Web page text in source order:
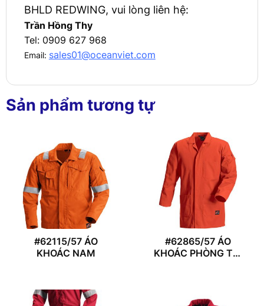
BHLD REDWING, vui lòng liên hệ:
Trần Hồng Thy
Tel: 0909 627 968
Email: sales01@oceanviet.com
Sản phẩm tương tự
#62115/57 ÁO
KHOÁC NAM
#62865/57 ÁO
KHOÁC PHÒNG THÍ